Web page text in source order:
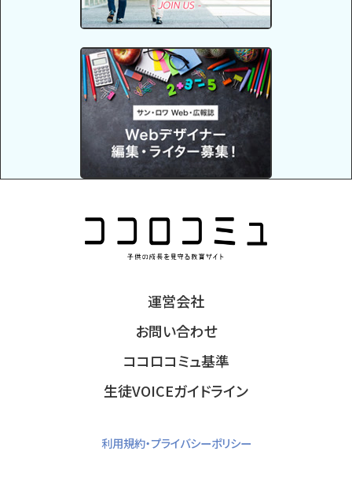
運営会社
お問い合わせ
ココロコミュ基準
生徒VOICEガイドライン
利用規約・プライバシーポリシー